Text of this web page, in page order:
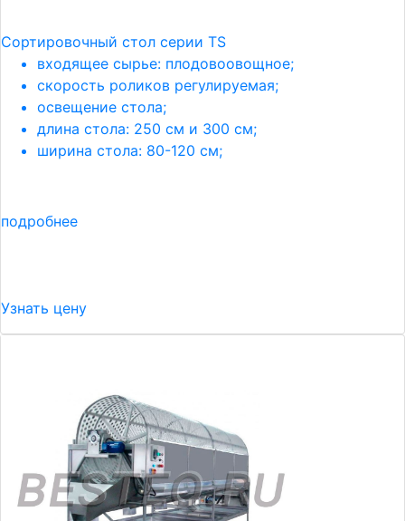
Сортировочный стол серии TS
входящее сырье: плодовоовощное;
скорость роликов регулируемая;
освещение стола;
длина стола: 250 см и 300 см;
ширина стола: 80-120 см;
подробнее
Узнать цену